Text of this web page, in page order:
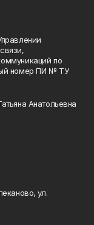
по
номер ПИ № ТУ
Анатольевна
ул.